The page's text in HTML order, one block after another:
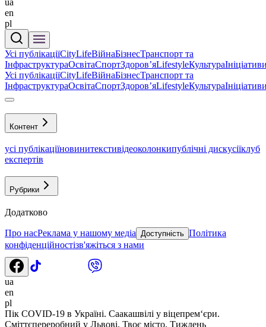
ua
en
pl
Усі публікаціїCityLifeВійнаБізнесТранспорт та
ІнфраструктураОсвітаСпортЗдоровʼяLifestyleКультура
Усі публікаціїCityLifeВійнаБізнесТранспорт та
ІнфраструктураОсвітаСпортЗдоровʼяLifestyleКультура
Контент
усі публікаціїновинитекстивідеоколонкипублічні дискусіїклуб
експертів
Рубрики
Додатково
Про насРеклама у нашому медіа Доступність Політика
конфіденційностізв'яжіться з нами
ua
en
pl
Пік COVID-19 в Україні. Саакашвілі у віцепрем‘єри.
Сміттєпереробний у Львові. Твоє місто. Тиждень